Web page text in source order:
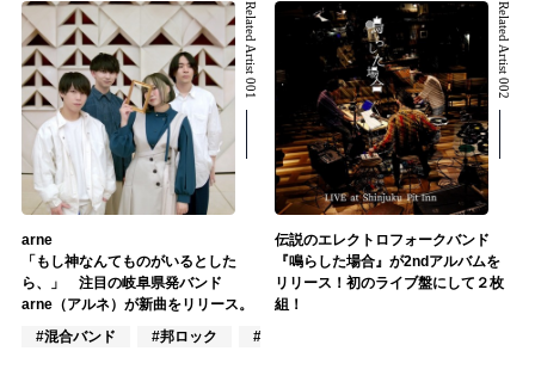
Related Artist 001
arne
「もし神なんてものがいるとした
ら、」 注目の岐阜県発バンド
arne（アルネ）が新曲をリリース。
#混合バンド
#邦ロック #オルタナティブ
Related Artist 002
伝説のエレクトロフォークバンド
『鳴らした場合』が2ndアルバムを
リリース！初のライブ盤にして２枚
組！